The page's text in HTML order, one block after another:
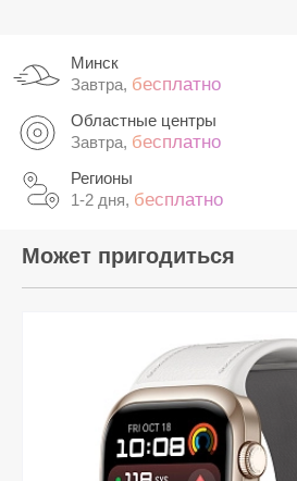
Минск
Завтра, бесплатно
Областные центры
Завтра, бесплатно
Регионы
1-2 дня, бесплатно
Может пригодиться